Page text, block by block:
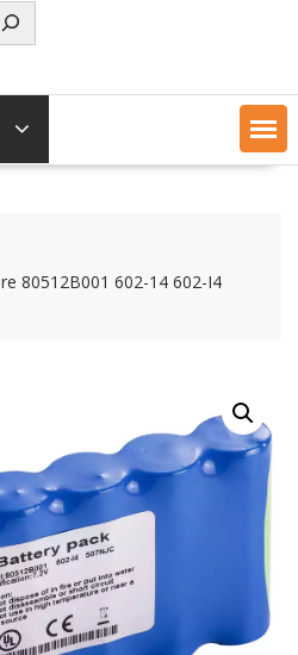
尋
80512B001 602-14 602-I4